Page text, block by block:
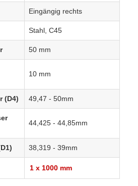
Eingängig rechts
Stahl, C45
50 mm
10 mm
(D4) 49,47 - 50mm
44,425 - 44,85mm
38,319 - 39mm
1 x 1000 mm